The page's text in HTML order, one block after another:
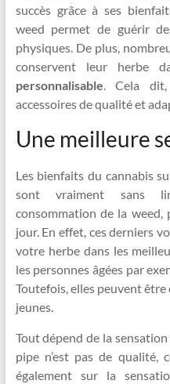
succès grâce à ses
weed permet de guérir
physiques. De plus,
conservent leur herbe
personnalisable. Cela
accessoires de qualité et
Une meilleure
Les bienfaits du cannabis
sont vraiment sans
consommation de la weed,
jour. En effet, ces derniers
votre herbe dans les
les personnes âgées par
Toutefois, elles peuvent
jeunes.
Tout dépend de la
pipe n’est pas de qualité,
également sur la